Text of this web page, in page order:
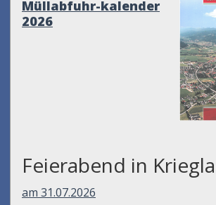
Müllabfuhr-kalender
2026
Feierabend in
am 31.07.2026